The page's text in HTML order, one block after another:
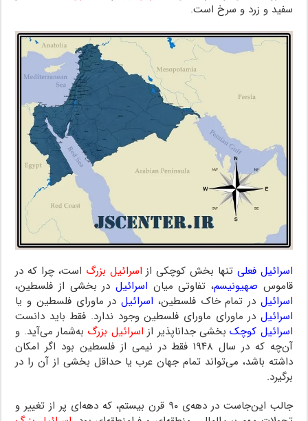
سفید و زرد و سرخ است.
اسرائیل فعلی تنها بخش کوچکی از اسرائیل بزرگ است، چرا که در
قاموس صهیونیسم، تفاوتی میان اسرائیلدر بخشی از فلسطین،
اسرائیل در تمام خاک فلسطین، اسرائیلدر ماورای فلسطین و یا
اسرائیل در ماورای ماورای فلسطین وجود ندارد. فقط باید دانست
اسرائیل کوچکبخشی جداناپذیر از اسرائیل بزرگ به‌شمار می‌آید. و
آن‌چه که در سال ۱۹۴۸ فقط در نیمی از فلسطین بود اگر امکان
داشته باشد، می‌تواند تمام جهان عرب یا حداقل بخشی از آن را در
برگیرد.
جالب این‌جاست در دهه‌ی ۹۰ قرن بیستم، که دهه‌ای پر از تغییر و